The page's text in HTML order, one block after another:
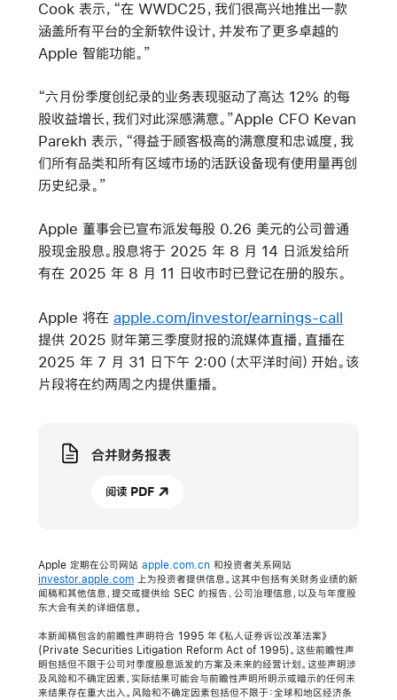
Cook 表示，“在 WWDC25，我们很高兴地推出一款
涵盖所有平台的全新软件设计，并发布了更多卓越的
Apple 智能功能。”
“六月份季度创纪录的业务表现驱动了高达 12% 的每
股收益增长，我们对此深感满意。”Apple CFO Kevan
Parekh 表示，“得益于顾客极高的满意度和忠诚度，我
们所有品类和所有区域市场的活跃设备现有使用量再创
历史纪录。”
Apple 董事会已宣布派发每股 0.26 美元的公司普通
股现金股息。股息将于 2025 年 8 月 14 日派发给所
有在 2025 年 8 月 11 日收市时已登记在册的股东。
Apple 将在 apple.com/investor/earnings-call
提供 2025 财年第三季度财报的流媒体直播，直播在
2025 年 7 月 31 日下午 2:00（太平洋时间）开始。该
片段将在约两周之内提供重播。
Media
合并财务报表
阅读 PDF
Apple 定期在公司网站 apple.com.cn和投资者关系网站
investor.apple.com上为投资者提供信息。这其中包括有关财务业绩的新
闻稿和其他信息，提交或提供给 SEC 的报告、公司治理信息，以及与年度股
东大会有关的详细信息。
本新闻稿包含的前瞻性声明符合 1995 年《私人证券诉讼改革法案》
(Private Securities Litigation Reform Act of 1995)。这些前瞻性声
明包括但不限于公司对季度股息派发的方案及未来的经营计划。这些声明涉
及风险和不确定因素，实际结果可能会与前瞻性声明所明示或暗示的任何未
来结果存在重大出入。风险和不确定因素包括但不限于：全球和地区经济条